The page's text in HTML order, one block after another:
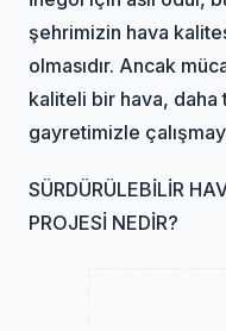
şehrimizin hava
olmasıdır. Ancak
kaliteli bir hava,
gayretimizle
SÜRDÜRÜLEBİLİR
PROJESİ NEDİR?